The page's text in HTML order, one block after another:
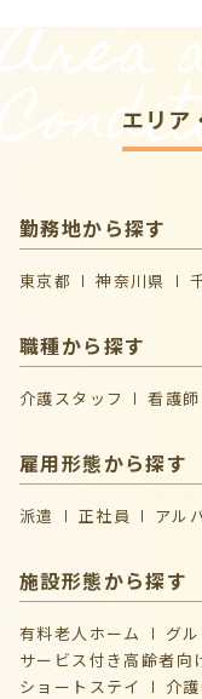
Area
エリア
勤務地から探す
東京都 神奈川県
職種から探す
介護スタッフ 看護師
雇用形態から探す
派遣 正社員 アル
施設形態から探す
有料老人ホーム グ
サービス付き高齢者向
ショートステイ
介